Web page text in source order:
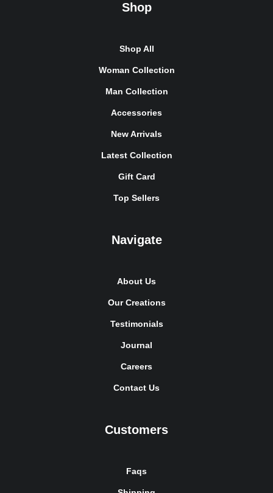
Shop
Shop All
Woman Collection
Man Collection
Accessories
New Arrivals
Latest Collection
Gift Card
Top Sellers
Navigate
About Us
Our Creations
Testimonials
Journal
Careers
Contact Us
Customers
Faqs